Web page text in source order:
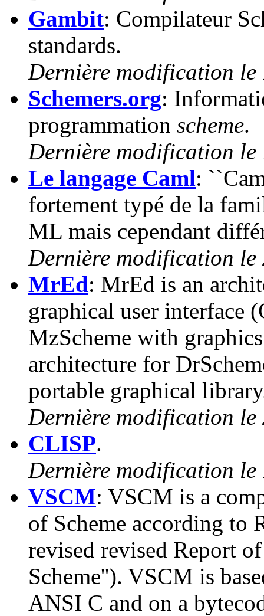
Gambit: Compilateur
standards.
Dernière modification le
Schemers.org:
programmation scheme.
Dernière modification le
Le langage Caml:
fortement typé de la
ML mais cependant
Dernière modification le
MrEd: MrEd is an
graphical user interface
MzScheme with
architecture for
portable graphical
Dernière modification
CLISP.
Dernière modification le
VSCM: VSCM is a
of Scheme according to
revised revised Report
Scheme''). VSCM is
ANSI C and on a